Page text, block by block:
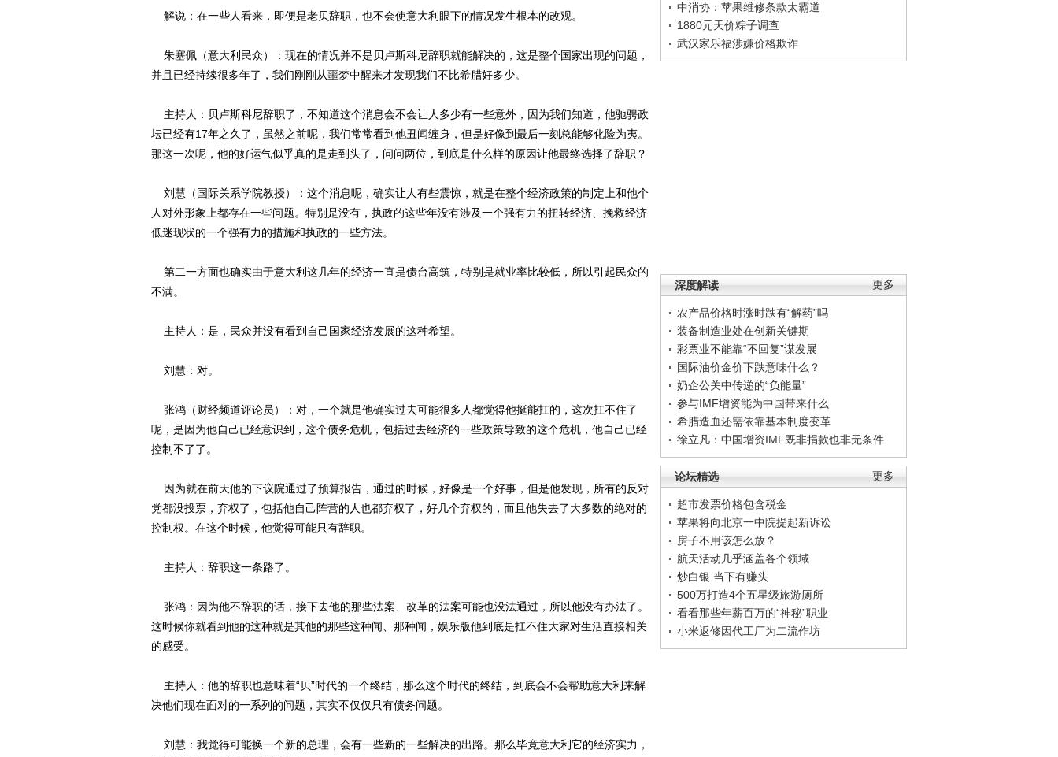
中消协：苹果维修条款太霸道
1880元天价粽子调查
武汉家乐福涉嫌价格欺诈
更多
深度解读
农产品价格时涨时跌有“解药”吗
装备制造业处在创新关键期
彩票业不能靠“不回复”谋发展
国际油价金价下跌意味什么？
奶企公关中传递的“负能量”
参与IMF增资能为中国带来什么
希腊造血还需依靠基本制度变革
徐立凡：中国增资IMF既非捐款也非无条件
更多
论坛精选
超市发票价格包含税金
苹果将向北京一中院提起新诉讼
房子不用该怎么放？
航天活动几乎涵盖各个领域
炒白银 当下有赚头
500万打造4个五星级旅游厕所
看看那些年薪百万的“神秘”职业
小米返修因代工厂为二流作坊
解说：在一些人看来，即便是老贝辞职，也不会使意大利眼下的情况发生根本的改观。
朱塞佩（意大利民众）：现在的情况并不是贝卢斯科尼辞职就能解决的，这是整个国家出现的问题，
并且已经持续很多年了，我们刚刚从噩梦中醒来才发现我们不比希腊好多少。
主持人：贝卢斯科尼辞职了，不知道这个消息会不会让人多少有一些意外，因为我们知道，他驰骋政
坛已经有17年之久了，虽然之前呢，我们常常看到他丑闻缠身，但是好像到最后一刻总能够化险为夷。
那这一次呢，他的好运气似乎真的是走到头了，问问两位，到底是什么样的原因让他最终选择了辞职？
刘慧（国际关系学院教授）：这个消息呢，确实让人有些震惊，就是在整个经济政策的制定上和他个
人对外形象上都存在一些问题。特别是没有，执政的这些年没有涉及一个强有力的扭转经济、挽救经济
低迷现状的一个强有力的措施和执政的一些方法。
第二一方面也确实由于意大利这几年的经济一直是债台高筑，特别是就业率比较低，所以引起民众的
不满。
主持人：是，民众并没有看到自己国家经济发展的这种希望。
刘慧：对。
张鸿（财经频道评论员）：对，一个就是他确实过去可能很多人都觉得他挺能扛的，这次扛不住了
呢，是因为他自己已经意识到，这个债务危机，包括过去经济的一些政策导致的这个危机，他自己已经
控制不了了。
因为就在前天他的下议院通过了预算报告，通过的时候，好像是一个好事，但是他发现，所有的反对
党都没投票，弃权了，包括他自己阵营的人也都弃权了，好几个弃权的，而且他失去了大多数的绝对的
控制权。在这个时候，他觉得可能只有辞职。
主持人：辞职这一条路了。
张鸿：因为他不辞职的话，接下去他的那些法案、改革的法案可能也没法通过，所以他没有办法了。
这时候你就看到他的这种就是其他的那些这种闻、那种闻，娱乐版他到底是扛不住大家对生活直接相关
的感受。
主持人：他的辞职也意味着“贝”时代的一个终结，那么这个时代的终结，到底会不会帮助意大利来解
决他们现在面对的一系列的问题，其实不仅仅只有债务问题。
刘慧：我觉得可能换一个新的总理，会有一些新的一些解决的出路。那么毕竟意大利它的经济实力，